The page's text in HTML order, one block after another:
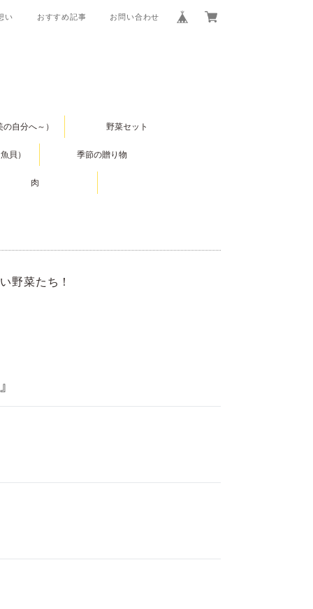
い おすすめ記事 お問い合わせ
自分へ～） 野菜セット
貝） 季節の贈り物
肉
野菜たち！